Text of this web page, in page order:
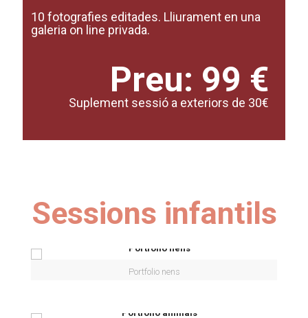
10 fotografies editades. Lliurament en una
galeria on line privada.
Preu: 99 €
Suplement sessió a exteriors de 30€
Sessions infantils
Portfolio nens